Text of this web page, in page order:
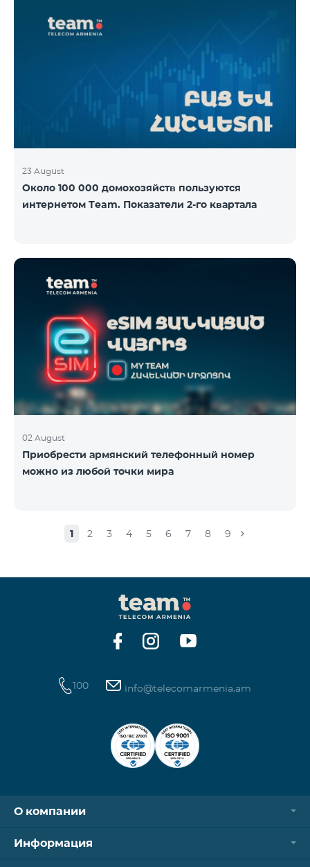
23 August
Около 100 000 домохозяйств пользуются
интернетом Team. Показатели 2-го квартала
02 August
Приобрести армянский телефонный номер
можно из любой точки мира
1 2 3 4 5 6 7 8 9
100 info@telecomarmenia.am
О компании
Информация